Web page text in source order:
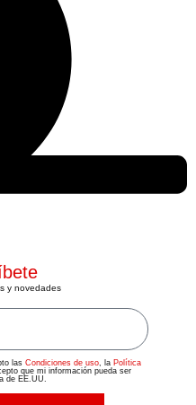
y novedades
las Condiciones de uso, la Política
que mi información pueda ser
de EE.UU.